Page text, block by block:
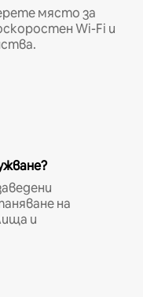
място за
Wi-Fi и
на
и